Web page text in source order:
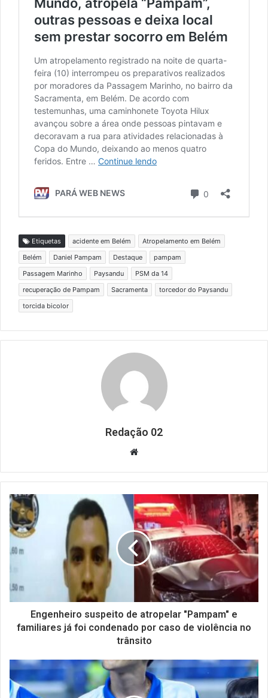
Etiquetas acidente em Belém
Atropelamento em Belém
Belém
Daniel Pampam Destaque
pampam
Passagem Marinho
Paysandu
PSM da 14
recuperação de Pampam
Sacramenta
torcedor do Paysandu
torcida bicolor
Redação 02
Website
Engenheiro suspeito de atropelar "Pampam" e
familiares já foi condenado por caso de violência no
trânsito